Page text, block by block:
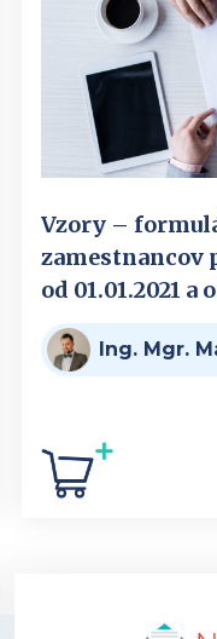
Vzory –
zamestnancov
od 01.01.2021 a
Ing. Mgr.